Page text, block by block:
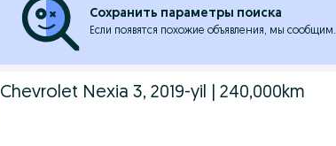
Сохранить параметры поиска
Если появятся похожие объявления, мы сообщим.
Chevrolet Nexia 3, 2019-yil | 240,000km